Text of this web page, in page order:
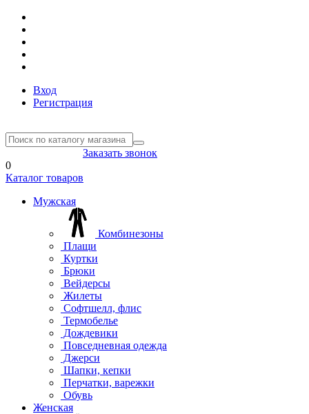
Вход
Регистрация
Заказать звонок
0
Каталог товаров
Мужская
Комбинезоны
Плащи
Куртки
Брюки
Вейдерсы
Жилеты
Софтшелл, флис
Термобелье
Дождевики
Повседневная одежда
Джерси
Шапки, кепки
Перчатки, варежки
Обувь
Женская